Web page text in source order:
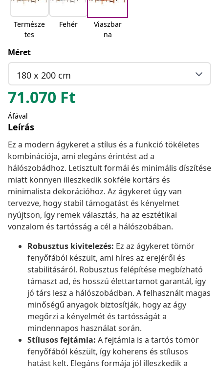
Természe
tes
Fehér
Viaszbar
na
Méret
180 x 200 cm
71.070 Ft
Áfával
Leírás
Ez a modern ágykeret a stílus és a funkció tökéletes
kombinációja, ami elegáns érintést ad a
hálószobádhoz. Letisztult formái és minimális díszítése
miatt könnyen illeszkedik sokféle kortárs és
minimalista dekorációhoz. Az ágykeret úgy van
tervezve, hogy stabil támogatást és kényelmet
nyújtson, így remek választás, ha az esztétikai
vonzalom és tartósság a cél a hálószobában.
Robusztus kivitelezés: Ez az ágykeret tömör
fenyőfából készült, ami híres az erejéről és
stabilitásáról. Robusztus felépítése megbízható
támaszt ad, és hosszú élettartamot garantál, így
jó társ lesz a hálószobádban. A felhasznált magas
minőségű anyagok biztosítják, hogy az ágy
megőrzi a kényelmét és tartósságát a
mindennapos használat során.
Stílusos fejtámla: A fejtámla is a tartós tömör
fenyőfából készült, így koherens és stílusos
hatást kelt. Elegáns formája jól illeszkedik a